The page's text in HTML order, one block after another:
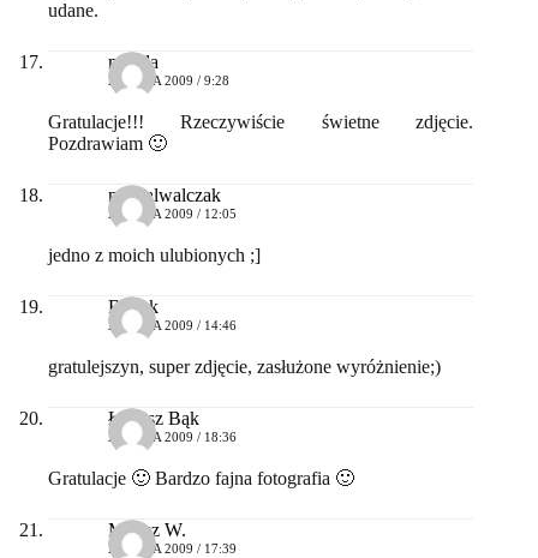
udane.
magda
28 MAJA 2009 / 9:28
Gratulacje!!! Rzeczywiście świetne zdjęcie.
Pozdrawiam 🙂
michalwalczak
28 MAJA 2009 / 12:05
jedno z moich ulubionych ;]
Bartek
28 MAJA 2009 / 14:46
gratulejszyn, super zdjęcie, zasłużone wyróżnienie;)
Łukasz Bąk
28 MAJA 2009 / 18:36
Gratulacje 🙂 Bardzo fajna fotografia 🙂
Milosz W.
29 MAJA 2009 / 17:39